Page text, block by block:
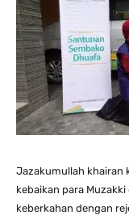
Jazakumullah khairan
kebaikan para
keberkahan dengan